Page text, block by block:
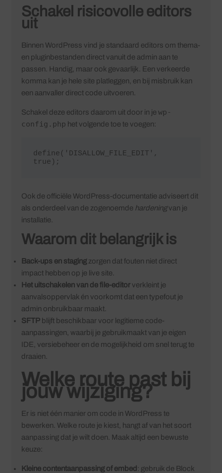
Schakel risicovolle editors
uit
Binnen WordPress vind je standaard editors om thema-
en pluginbestanden direct vanuit de admin aan te
passen. Handig, maar ook gevaarlijk. Een verkeerde
komma kan je hele site platleggen, en bij misbruik kan
een aanvaller direct code uitvoeren.
Schakel deze editors daarom uit door in jewp-
config.php het volgende toe te voegen:
define('DISALLOW_FILE_EDIT',
Ook de officiële WordPress-documentatie adviseert dit
als onderdeel van de zogenoemde hardeningvan je
installatie.
Waarom dit belangrijk is
Back-ups en stagingzorgen dat fouten niet direct
impact hebben op je live site.
Het uitschakelen van de file-editor verkleint je
aanvalsoppervlak én voorkomt dat een typefout je
admin onbruikbaar maakt.
SFTP blijft beschikbaar voor legitieme code-
aanpassingen, waarbij je gebruikmaakt van je eigen
IDE, versiebeheer en de mogelijkheid om snel terug te
draaien.
Welke route past bij
jouw wijziging?
Er is niet één manier om code in WordPress te
bewerken. Welke route je kiest, hangt af van het soort
aanpassing dat je wilt doen. Maak altijd een bewuste
keuze:
Kleine contentaanpassing of embed : gebruik de Block